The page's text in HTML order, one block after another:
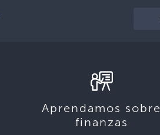
Aprendamos sobre
finanzas